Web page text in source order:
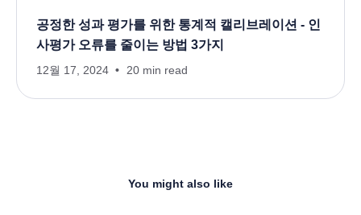
공정한 성과 평가를 위한 통계적 캘리브레이션 - 인
사평가 오류를 줄이는 방법 3가지
12월 17, 2024 20 min read
You might also like